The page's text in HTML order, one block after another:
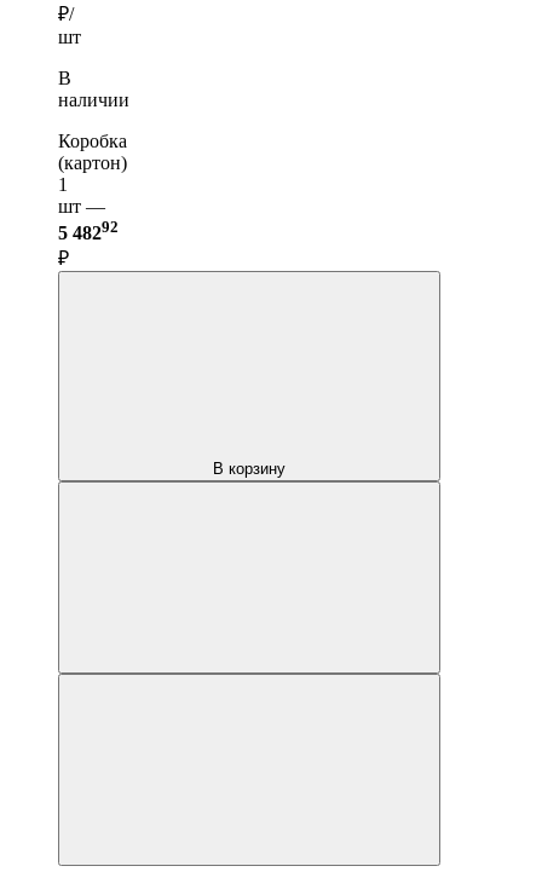
₽/
шт
В
наличии
Коробка
(картон)
1
шт —
5 48292
₽
В корзину